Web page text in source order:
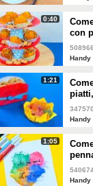
0:40
con
carta
508966
Handy
1:21
347570
Handy
1:05
Handy